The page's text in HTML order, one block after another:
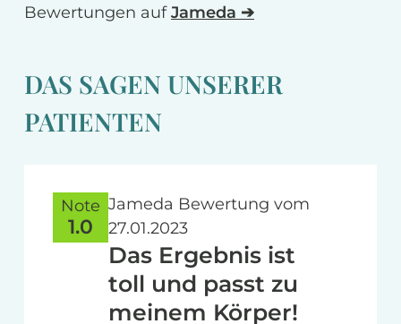
Bewertungen aufJameda ➔
DAS SAGEN UNSERER
PATIENTEN
Note
1.0
Jameda Bewertung vom
27.01.2023
Das Ergebnis ist
toll und passt zu
meinem Körper!